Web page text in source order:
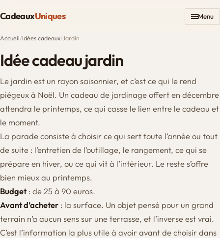
CadeauxUniques Menu
Accueil/Idées cadeaux/Jardin
Idée cadeau jardin
Le jardin est un rayon saisonnier, et c’est ce qui le rend
piégeux à Noël. Un cadeau de jardinage offert en décembre
attendra le printemps, ce qui casse le lien entre le cadeau et
le moment.
La parade consiste à choisir ce qui sert toute l’année ou tout
de suite : l’entretien de l’outillage, le rangement, ce qui se
prépare en hiver, ou ce qui vit à l’intérieur. Le reste s’offre
bien mieux au printemps.
Budget: de 25 à 90 euros.
Avant d’acheter : la surface. Un objet pensé pour un grand
terrain n’a aucun sens sur une terrasse, et l’inverse est vrai.
C’est l’information la plus utile à avoir avant de choisir dans